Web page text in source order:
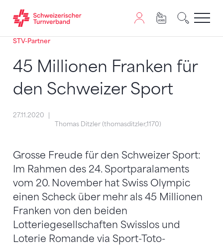
Zum Inhalt springen
Zur Sitemap navigieren
Zum Navigieren dieser Seite wird JavaScript benötigt.
STV-Partner
45 Millionen Franken für
den Schweizer Sport
27.11.2020
Thomas Ditzler (thomasditzler,1170)
Grosse Freude für den Schweizer Sport:
Im Rahmen des 24. Sportparalaments
vom 20. November hat Swiss Olympic
einen Scheck über mehr als 45 Millionen
Franken von den beiden
Lotteriegesellschaften Swisslos und
Loterie Romande via Sport-Toto-